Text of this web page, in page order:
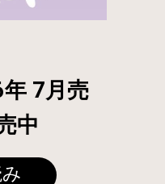
年 7月売
中